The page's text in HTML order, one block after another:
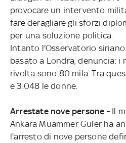
provocare un intervento
fare deragliare gli sforzi
per una soluzione politica.
Intanto l'Osservatorio
basato a Londra, denuncia:
rivolta sono 80 mila. Tra
e 3.048 le donne.
Arrestate nove persone -Il
Ankara Muammer Guler ha
l'arresto di nove persone